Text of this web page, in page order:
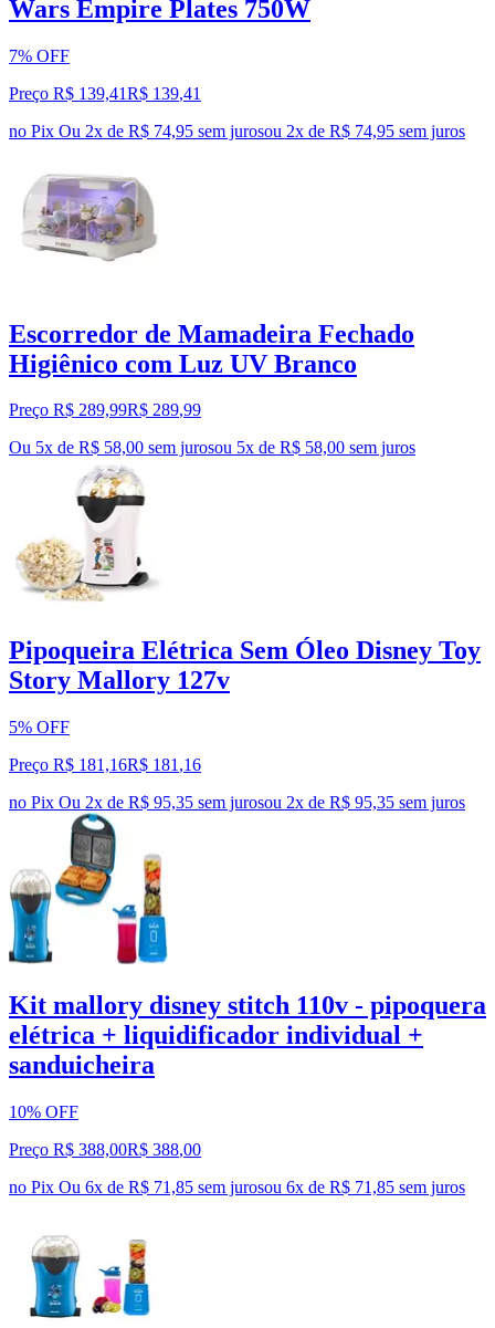
Wars Empire Plates 750W
7% OFF
Preço R$ 139,41R$ 139,41
no Pix Ou 2x de R$ 74,95 sem jurosou 2x de R$ 74,95 sem juros
Escorredor de Mamadeira Fechado
Higiênico com Luz UV Branco
Preço R$ 289,99R$ 289,99
Ou 5x de R$ 58,00 sem jurosou 5x de R$ 58,00 sem juros
Pipoqueira Elétrica Sem Óleo Disney Toy
Story Mallory 127v
5% OFF
Preço R$ 181,16R$ 181 ,16
no Pix Ou 2x de R$ 95,35 sem jurosou 2x de R$ 95,35 sem juros
Kit mallory disney stitch 110v - pipoquera
elétrica + liquidificador individual +
sanduicheira
10% OFF
Preço R$ 388,00R$ 388,00
no Pix Ou 6x de R$ 71,85 sem jurosou 6x de R$ 71,85 sem juros